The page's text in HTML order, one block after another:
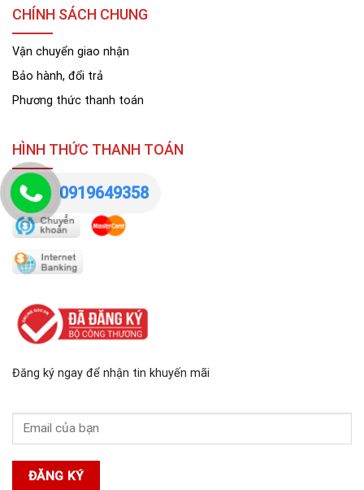
CHÍNH SÁCH CHUNG
Vận chuyển giao nhận
Bảo hành, đổi trả
Phương thức thanh toán
HÌNH THỨC THANH TOÁN
Đăng ký ngay để nhận tin khuyến mãi
0919649358